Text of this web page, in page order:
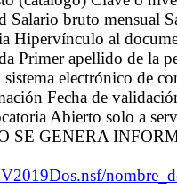
Salario bruto mensual
Hipervínculo al
Primer apellido de la
electrónico de
Fecha de
Abierto solo a
SE GENERA